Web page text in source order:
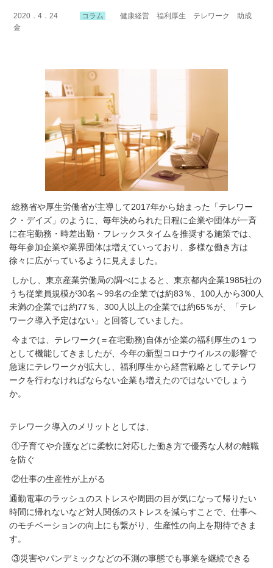
2020．4．24 コラム
健康経営 福利厚生 テレワーク 助成
金
総務省や厚生労働省が主導して2017年から始まった「テレワー
ク・デイズ」のように、毎年決められた日程に企業や団体が一斉
に在宅勤務・時差出勤・フレックスタイムを推奨する施策では、
毎年参加企業や業界団体は増えていっており、多様な働き方は
徐々に広がっているように見えました。
しかし、東京産業労働局の調べによると、東京都内企業1985社の
うち従業員規模が30名～99名の企業では約83％、 100人から300人
未満の企業では約77％、 300人以上の企業では約65％が、「テレ
ワーク導入予定はない」と回答していました。
今までは、テレワーク(＝在宅勤務)自体が企業の福利厚生の１つ
として機能してきましたが、今年の新型コロナウイルスの影響で
急速にテレワークが拡大し、福利厚生から経営戦略としてテレワ
ークを行わなければならない企業も増えたのではないでしょう
か。
テレワーク導入のメリットとしては、
①子育てや介護などに柔軟に対応した働き方で優秀な人材の離職
を防ぐ
②仕事の生産性が上がる
通勤電車のラッシュのストレスや周囲の目が気になって帰りたい
時間に帰れないなど対人関係のストレスを減らすことで、仕事へ
のモチベーションの向上にも繋がり、生産性の向上を期待できま
す。
③災害やパンデミックなどの不測の事態でも事業を継続できる